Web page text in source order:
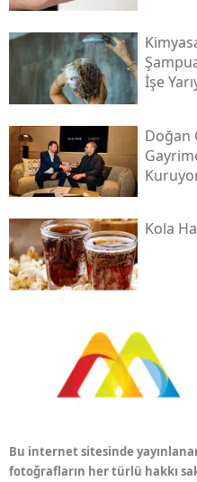
İşe
Doğan
Kola
Bu internet sitesinde
fotoğrafların her türlü hakkı